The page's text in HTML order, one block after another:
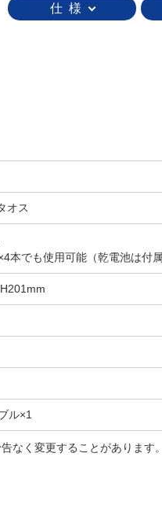
仕 様
オス
本でも使用可能（乾電池は付属
ル×1
なく変更することがあります。